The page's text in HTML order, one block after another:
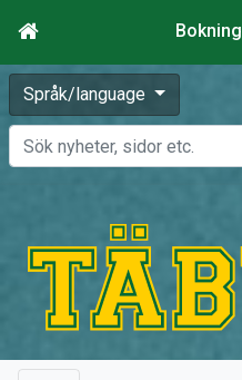
Bokning
Språk/language